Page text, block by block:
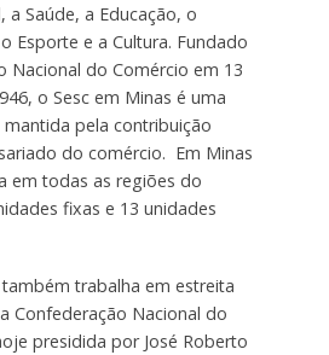
a Saúde, a Educação, o
Esporte e a Cultura. Fundado
Nacional do Comércio em 13
o Sesc em Minas é uma
pela contribuição
do comércio. Em Minas
em todas as regiões do
fixas e 13 unidades
trabalha em estreita
Confederação Nacional do
presidida por José Roberto